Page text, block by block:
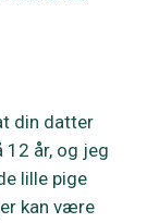
din datter
12 år, og jeg
lille pige
kan være